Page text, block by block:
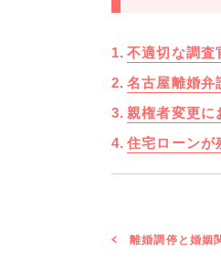
不適切な調査
名古屋離婚弁
親権者変更に
住宅ローンが
離婚調停と婚姻